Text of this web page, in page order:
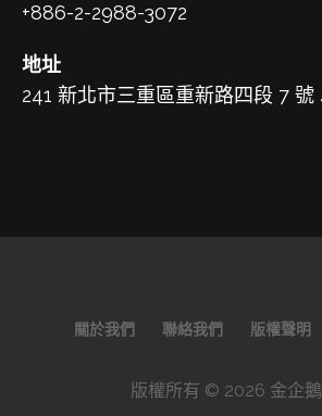
+886-2-2988-3072
地址
241 新北市三重區重新路四段 7 號
關於我們 聯絡我們 版權聲明
版權所有 © 2026 金企鵝